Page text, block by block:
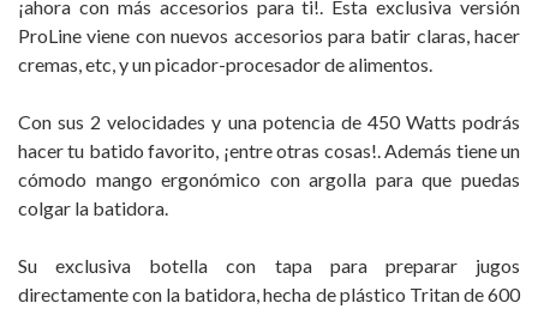
¡ahora con más accesorios para ti!. Esta exclusiva versión
ProLine viene con nuevos accesorios para batir claras, hacer
cremas, etc, y un picador-procesador de alimentos.
Con sus 2 velocidades y una potencia de 450 Watts podrás
hacer tu batido favorito, ¡entre otras cosas!. Además tiene un
cómodo mango ergonómico con argolla para que puedas
colgar la batidora.
Su exclusiva botella con tapa para preparar jugos
directamente con la batidora, hecha de plástico Tritan de 600